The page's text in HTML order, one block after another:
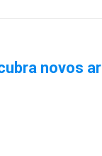
novos